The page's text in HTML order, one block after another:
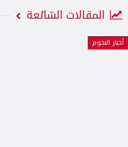
المقالات الشائعة
أخبار النجوم